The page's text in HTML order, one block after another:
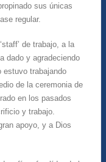
sus únicas
regular.
de trabajo, a la
dado y agradeciendo
estuvo trabajando
de la ceremonia de
en los pasados
y trabajo.
apoyo, y a Dios